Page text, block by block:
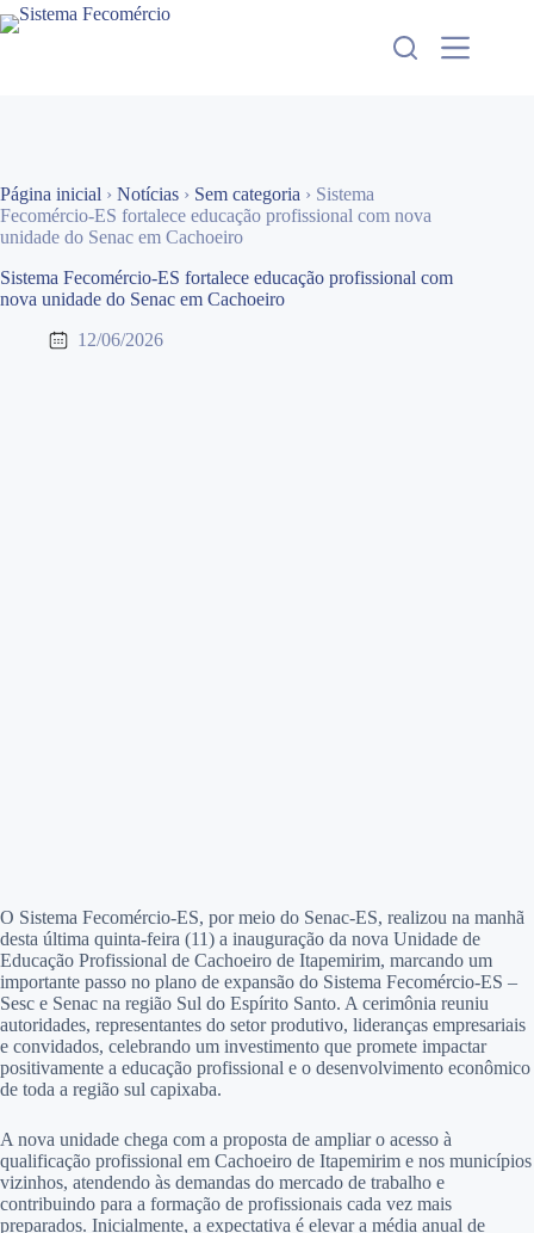
Pular
para
Página inicial › Notícias › Sem categoria › Sistema
Fecomércio-ES fortalece educação profissional com nova
unidade do Senac em Cachoeiro
Sistema Fecomércio-ES fortalece educação profissional com
nova unidade do Senac em Cachoeiro
12/06/2026
O Sistema Fecomércio-ES, por meio do Senac-ES, realizou na manhã
desta última quinta-feira (11) a inauguração da nova Unidade de
Educação Profissional de Cachoeiro de Itapemirim, marcando um
importante passo no plano de expansão do Sistema Fecomércio-ES –
Sesc e Senac na região Sul do Espírito Santo. A cerimônia reuniu
autoridades, representantes do setor produtivo, lideranças empresariais
e convidados, celebrando um investimento que promete impactar
positivamente a educação profissional e o desenvolvimento econômico
de toda a região sul capixaba.
A nova unidade chega com a proposta de ampliar o acesso à
qualificação profissional em Cachoeiro de Itapemirim e nos municípios
vizinhos, atendendo às demandas do mercado de trabalho e
contribuindo para a formação de profissionais cada vez mais
preparados. Inicialmente, a expectativa é elevar a média anual de